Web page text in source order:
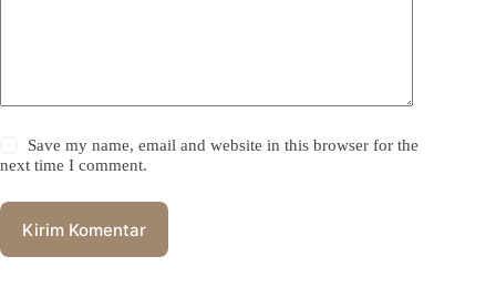
Save my name, email and website in this browser for the
next time I comment.
Kirim Komentar